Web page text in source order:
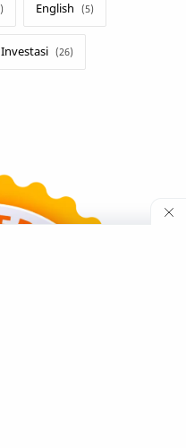
English
Investasi